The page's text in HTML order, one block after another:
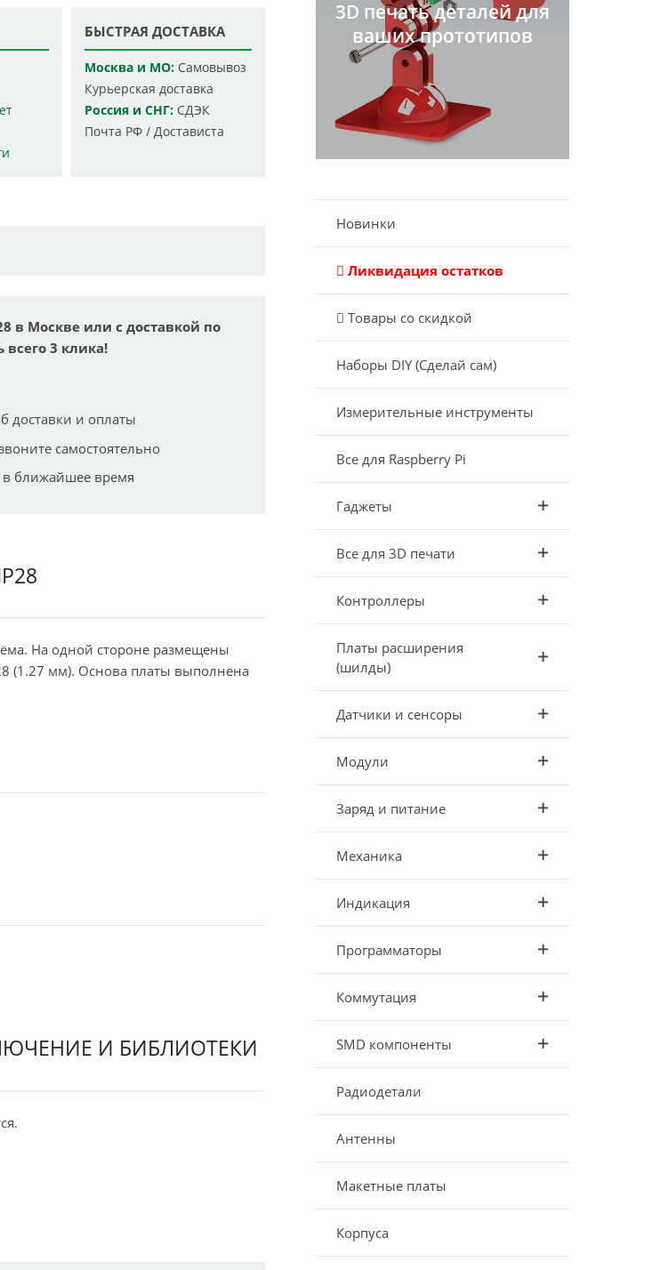
БЫСТРАЯ ДОСТАВКА
Москва и МО:Самовывоз
Курьерская доставка
Россия и СНГ:СДЭК
Почта РФ / Достависта
в Москве или с доставкой по
всего 3 клика!
доставки и оплаты
самостоятельно
в ближайшее время
На одной стороне размещены
(1.27 мм). Основа платы выполнена
И БИБЛИОТЕКИ
3D печать деталей для
ваших прототипов
Новинки
Ликвидация остатков
Товары со скидкой
Наборы DIY (Сделай сам)
Измерительные инструменты
Все для Raspberry Pi
Гаджеты
Все для 3D печати
Контроллеры
Платы расширения
(шилды)
Датчики и сенсоры
Модули
Заряд и питание
Механика
Индикация
Программаторы
Коммутация
SMD компоненты
Радиодетали
Антенны
Макетные платы
Корпуса